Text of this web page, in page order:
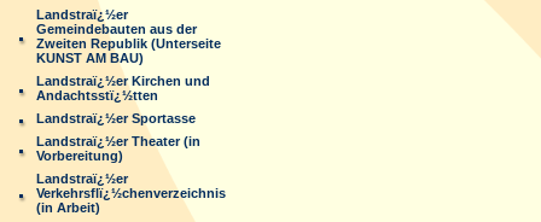
Landstraï¿½er
Gemeindebauten aus der
Zweiten Republik (Unterseite
KUNST AM BAU)
Landstraï¿½er Kirchen und
Andachtsstï¿½tten
Landstraï¿½er Sportasse
Landstraï¿½er Theater (in
Vorbereitung)
Landstraï¿½er
Verkehrsflï¿½chenverzeichnis
(in Arbeit)